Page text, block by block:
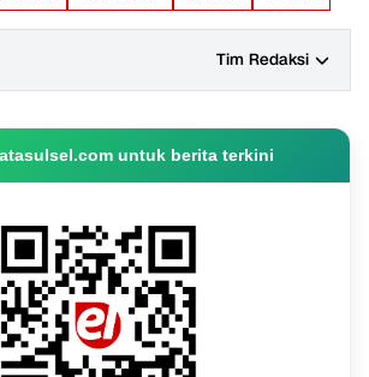
Tim Redaksi
untuk berita terkini